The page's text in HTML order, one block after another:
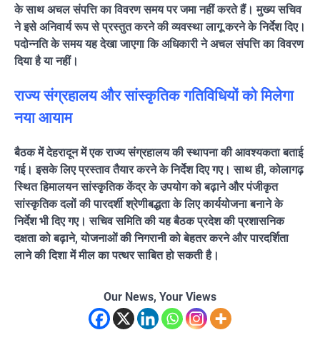
के साथ अचल संपत्ति का विवरण समय पर जमा नहीं करते हैं। मुख्य सचिव
ने इसे अनिवार्य रूप से प्रस्तुत करने की व्यवस्था लागू करने के निर्देश दिए।
पदोन्नति के समय यह देखा जाएगा कि अधिकारी ने अचल संपत्ति का विवरण
दिया है या नहीं।
राज्य संग्रहालय और सांस्कृतिक गतिविधियों को मिलेगा
नया आयाम
बैठक में देहरादून में एक राज्य संग्रहालय की स्थापना की आवश्यकता बताई
गई। इसके लिए प्रस्ताव तैयार करने के निर्देश दिए गए। साथ ही, कोलागढ़
स्थित हिमालयन सांस्कृतिक केंद्र के उपयोग को बढ़ाने और पंजीकृत
सांस्कृतिक दलों की पारदर्शी श्रेणीबद्धता के लिए कार्ययोजना बनाने के
निर्देश भी दिए गए। सचिव समिति की यह बैठक प्रदेश की प्रशासनिक
दक्षता को बढ़ाने, योजनाओं की निगरानी को बेहतर करने और पारदर्शिता
लाने की दिशा में मील का पत्थर साबित हो सकती है।
Our News, Your Views